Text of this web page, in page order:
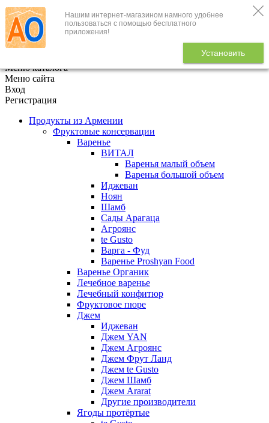
Нашим интернет-магазином намного удобнее
пользоваться с помощью бесплатного
приложения!
Установить
+7 (495) 646-888-1
В корзине
Меню каталога
Меню сайта
Вход
Регистрация
Продукты из Армении
Фруктовые консервации
Варенье
ВИТАЛ
Варенья малый объем
Варенья большой объем
Иджеван
Ноян
Шамб
Сады Арагаца
Агроянс
te Gusto
Варга - Фуд
Варенье Proshyan Food
Варенье Органик
Лечебное варенье
Лечебный конфитюр
Фруктовое пюре
Джем
Иджеван
Джем YAN
Джем Агроянс
Джем Фрут Ланд
Джем te Gusto
Джем Шамб
Джем Ararat
Другие производители
Ягоды протёртые